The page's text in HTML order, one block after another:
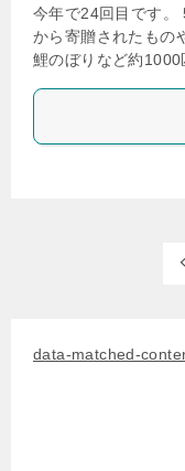
今年で24回目です。
から寄贈されたもの
鯉のぼりなど約1000
data-matched-